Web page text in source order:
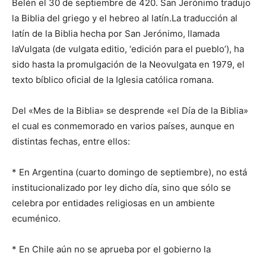
Belén el 30 de septiembre de 420. San Jerónimo tradujo
la Biblia del griego y el hebreo al latín.La traducción al
latín de la Biblia hecha por San Jerónimo, llamada
laVulgata (de vulgata editio, ‘edición para el pueblo’), ha
sido hasta la promulgación de la Neovulgata en 1979, el
texto bíblico oficial de la Iglesia católica romana.
Del «Mes de la Biblia» se desprende «el Día de la Biblia»
el cual es conmemorado en varios países, aunque en
distintas fechas, entre ellos:
* En Argentina (cuarto domingo de septiembre), no está
institucionalizado por ley dicho día, sino que sólo se
celebra por entidades religiosas en un ambiente
ecuménico.
* En Chile aún no se aprueba por el gobierno la